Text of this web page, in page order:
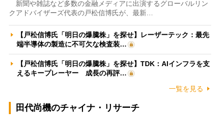
新聞や雑誌など多数の金融メディアに出演するグローバルリン
クアドバイザーズ代表の戸松信博氏が、最新…
【戸松信博氏「明日の爆騰株」を探せ】レーザーテック：最先
端半導体の製造に不可欠な検査装…
【戸松信博氏「明日の爆騰株」を探せ】TDK：AIインフラを支
えるキープレーヤー 成長の再評…
一覧を見る
田代尚機のチャイナ・リサーチ